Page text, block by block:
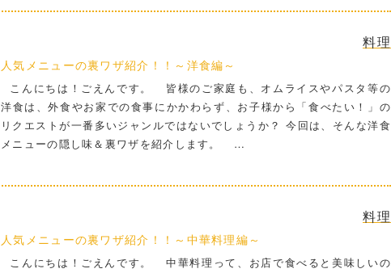
料理
人気メニューの裏ワザ紹介！！～洋食編～
こんにちは！ごえんです。 皆様のご家庭も、オムライスやパスタ等の
洋食は、外食やお家での食事にかかわらず、お子様から「食べたい！」の
リクエストが一番多いジャンルではないでしょうか？ 今回は、そんな洋食
メニューの隠し味＆裏ワザを紹介します。 …
料理
人気メニューの裏ワザ紹介！！～中華料理編～
こんにちは！ごえんです。 中華料理って、お店で食べると美味しいの